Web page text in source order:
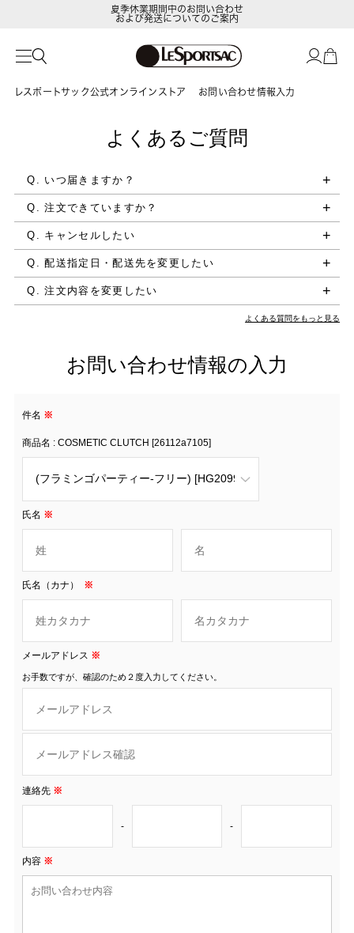
夏季休業期間中のお問い合わせ
および発送についてのご案内
レスポートサック公式オンラインストア お問い合わせ情報入力
よくあるご質問
Q. いつ届きますか？
Q. 注文できていますか？
Q. キャンセルしたい
Q. 配送指定日・配送先を変更したい
Q. 注文内容を変更したい
よくある質問をもっと見る
お問い合わせ情報の入力
件名 ※
商品名 : COSMETIC CLUTCH [26112a7105]
氏名 ※
氏名（カナ） ※
メールアドレス ※
お手数ですが、確認のため２度入力してください。
連絡先 ※
- -
内容 ※